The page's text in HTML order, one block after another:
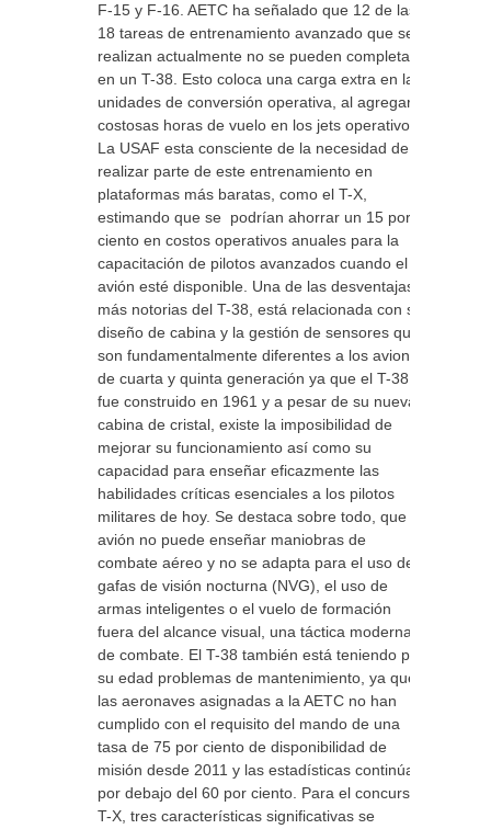
F-15 y F-16. AETC ha señalado que 12 de las
18 tareas de entrenamiento avanzado que se
realizan actualmente no se pueden completar
en un T-38. Esto coloca una carga extra en las
unidades de conversión operativa, al agregar
costosas horas de vuelo en los jets operativos.
La USAF esta consciente de la necesidad de
realizar parte de este entrenamiento en
plataformas más baratas, como el T-X,
estimando que se podrían ahorrar un 15 por
ciento en costos operativos anuales para la
capacitación de pilotos avanzados cuando el
avión esté disponible. Una de las desventajas
más notorias del T-38, está relacionada con su
diseño de cabina y la gestión de sensores que
son fundamentalmente diferentes a los aviones
de cuarta y quinta generación ya que el T-38
fue construido en 1961 y a pesar de su nueva
cabina de cristal, existe la imposibilidad de
mejorar su funcionamiento así como su
capacidad para enseñar eficazmente las
habilidades críticas esenciales a los pilotos
militares de hoy. Se destaca sobre todo, que el
avión no puede enseñar maniobras de
combate aéreo y no se adapta para el uso de
gafas de visión nocturna (NVG), el uso de
armas inteligentes o el vuelo de formación
fuera del alcance visual, una táctica moderna
de combate. El T-38 también está teniendo por
su edad problemas de mantenimiento, ya que
las aeronaves asignadas a la AETC no han
cumplido con el requisito del mando de una
tasa de 75 por ciento de disponibilidad de
misión desde 2011 y las estadísticas continúan
por debajo del 60 por ciento. Para el concurso
T-X, tres características significativas se